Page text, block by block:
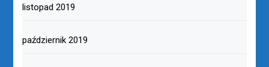
listopad 2019
październik 2019